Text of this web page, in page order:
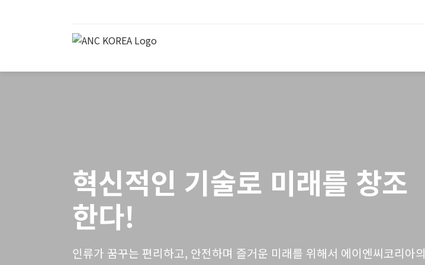
혁신적인 기술로 미래를 창조
한다!
인류가 꿈꾸는 편리하고, 안전하며 즐거운 미래를 위해서 에이엔씨코리아의